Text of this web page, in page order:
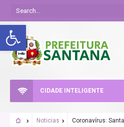
Abrir a barra de ferramentas
CIDADE INTELIGENTE
Noticias Coronavírus: